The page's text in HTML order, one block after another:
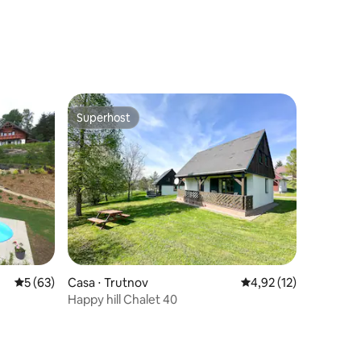
hóspedes
5 de uma avaliação média de 5, 63 avaliações
5 (63)
Superhost
Superhost
Casa ⋅ Trutnov 4,92 de uma
4,92 (12)
Happy hill Chalet 40